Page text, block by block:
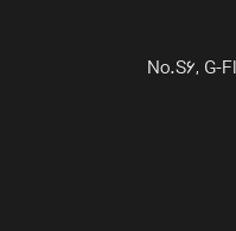
No.S6, G-